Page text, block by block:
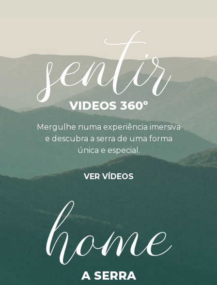
sentir
VIDEOS 360º
Mergulhe numa experiência imersiva
e descubra a serra de uma forma
única e especial.
VER VÍDEOS
home
A SERRA